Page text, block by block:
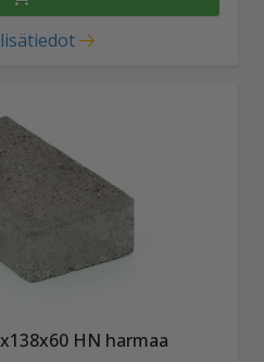
HN harmaa